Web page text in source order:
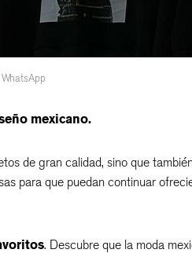
WhatsApp
mexicano.
de gran calidad, sino que
para que puedan continuar
. Descubre que la moda